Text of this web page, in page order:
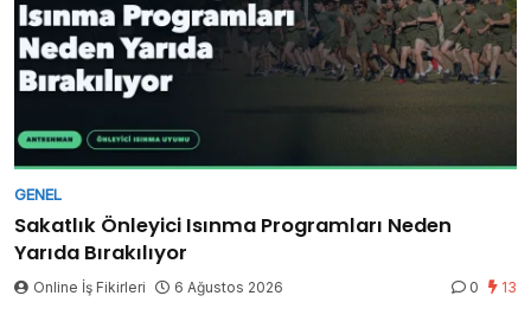
GENEL
Sakatlık Önleyici Isınma Programları Neden
Yarıda Bırakılıyor
Online İş Fikirleri 6 Ağustos 2026 0 13